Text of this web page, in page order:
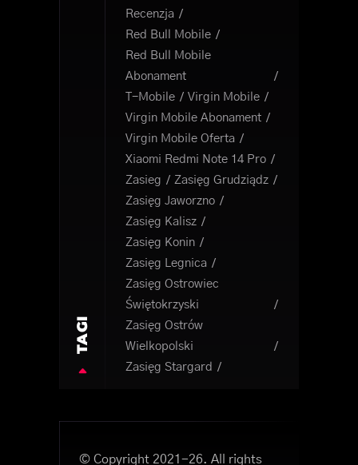
TAGI
Recenzja
Red Bull Mobile
Red Bull Mobile
Abonament
T-Mobile
Virgin Mobile
Virgin Mobile Abonament
Virgin Mobile Oferta
Xiaomi Redmi Note 14 Pro
Zasieg
Zasięg Grudziądz
Zasięg Jaworzno
Zasięg Kalisz
Zasięg Konin
Zasięg Legnica
Zasięg Ostrowiec
Świętokrzyski
Zasięg Ostrów
Wielkopolski
Zasięg Stargard
© Copyright 2021-26. All rights